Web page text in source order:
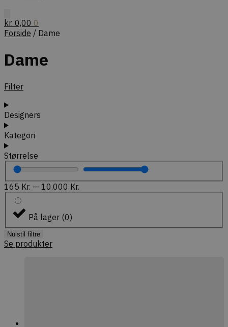
kr. 0,00 0
Forside / Dame
Dame
Filter
Designers
Kategori
Størrelse
165 Kr. — 10.000 Kr.
På lager (0)
Nulstil filtre
Se produkter